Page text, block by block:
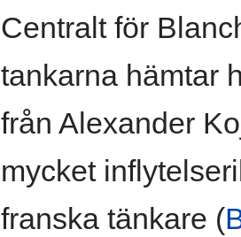
Centralt för
tankarna hämtar
från Alexander
mycket
franska tänkare (